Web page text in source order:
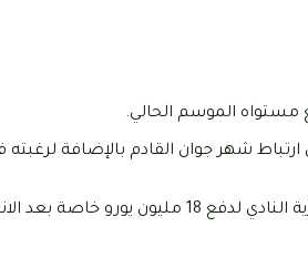
شهر جوان القادم بالإضافة لرغبته
وحسب نفس المصادر فإن انتقال السخيري لويستهام في الميركاتو الشتوي مرتبط بمدى جاهزية